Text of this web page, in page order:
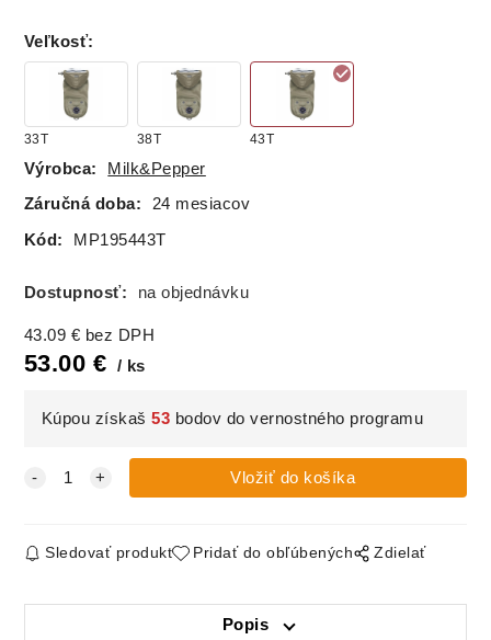
Veľkosť:
33T 38T 43T
Výrobca: Milk&Pepper
Záručná doba: 24 mesiacov
Kód: MP195443T
Dostupnosť: na objednávku
43.09 € bez DPH
53.00 € ks
Kúpou získaš53 bodov do vernostného programu
Sledovať produkt Pridať do obľúbených Zdielať
Popis